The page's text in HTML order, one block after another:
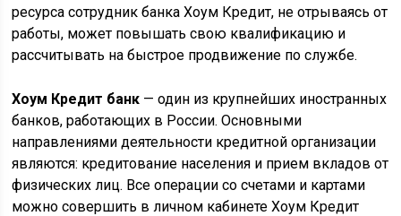
ресурса сотрудник банка Хоум Кредит, не отрываясь от
работы, может повышать свою квалификацию и
рассчитывать на быстрое продвижение по службе.
Хоум Кредит банк — один из крупнейших иностранных
банков, работающих в России. Основными
направлениями деятельности кредитной организации
являются: кредитование населения и прием вкладов от
физических лиц. Все операции со счетами и картами
можно совершить в личном кабинете Хоум Кредит